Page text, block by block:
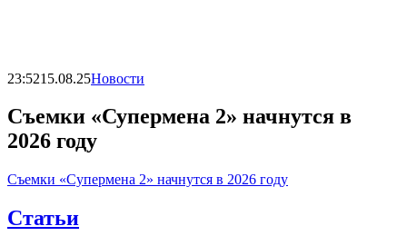
23:5215.08.25Новости
Съемки «Супермена 2» начнутся в
2026 году
Съемки «Супермена 2» начнутся в 2026 году
Статьи